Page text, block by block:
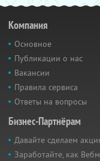
Компания
Основное
Публикации о нас
Вакансии
Правила сервиса
Ответы на вопросы
Бизнес-Партнёрам
Давайте сделаем
Заработайте, как